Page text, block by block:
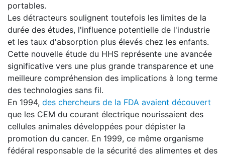
portables.
Les détracteurs soulignent toutefois les limites de la
durée des études, l'influence potentielle de l'industrie
et les taux d'absorption plus élevés chez les enfants.
Cette nouvelle étude du HHS représente une avancée
significative vers une plus grande transparence et une
meilleure compréhension des implications à long terme
des technologies sans fil.
En 1994, des chercheurs de la FDA avaient découvert
que les CEM du courant électrique nourissaient des
cellules animales développées pour dépister la
promotion du cancer. En 1999, ce même organisme
fédéral responsable de la sécurité des alimentes et des